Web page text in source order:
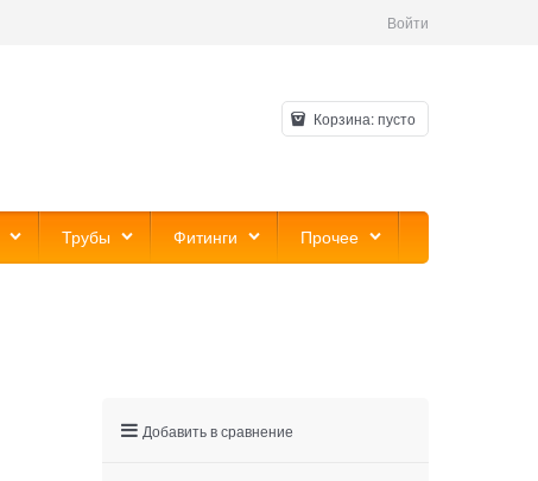
Войти
Корзина:пусто
Трубы Фитинги Прочее
Добавить в сравнение